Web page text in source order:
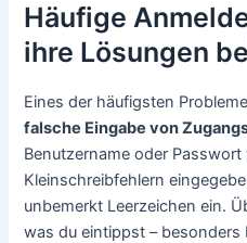
Häufige
ihre Lösungen
Eines der häufigsten
falsche Eingabe von
Benutzername oder
Kleinschreibfehlern
unbemerkt Leerzeichen ein.
was du eintippst –